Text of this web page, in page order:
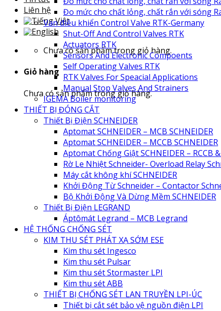
Liên hệ
Chưa có sản phẩm trong giỏ hàng.
Giỏ hàng
Chưa có sản phẩm trong giỏ hàng.
Đo mức cho chất lỏng, chất rắn với sóng
Van điều khiển Control Valve RTK-Germany
Shut-Off And Control Valves RTK
Actuators RTK
Sensors And Electronic Compoents
Self Operating Valves RTK
RTK Valves For Speacial Applications
Manual Stop Valves And Strainers
IGEMA Boiler monitoring
THIẾT BỊ ĐÓNG CẮT
Thiết Bị Điện SCHNEIDER
Aptomat SCHNEIDER – MCB SCHNEIDER
Aptomat SCHNEIDER – MCCB SCHNEIDER
Aptomat Chống Giật SCHNEIDER – RCCB &
Rờ Le Nhiệt Schneider- Overload Relay
Máy cắt không khí SCHNEIDER
Khởi Động Từ Schneider – Contactor
Bộ Khởi Động Và Dừng Mềm SCHNEIDER
Thiết Bị Điện LEGRAND
Áptômát Legrand – MCB Legrand
HỆ THỐNG CHỐNG SÉT
KIM THU SÉT PHÁT XẠ SỚM ESE
Kim thu sét Ingesco
Kim thu sét Pulsar
Kim thu sét Stormaster LPI
Kim thu sét ABB
THIẾT BỊ CHỐNG SÉT LAN TRUYỀN LPI-ÚC
Thiết bị cắt sét bảo vệ nguồn điện LPI